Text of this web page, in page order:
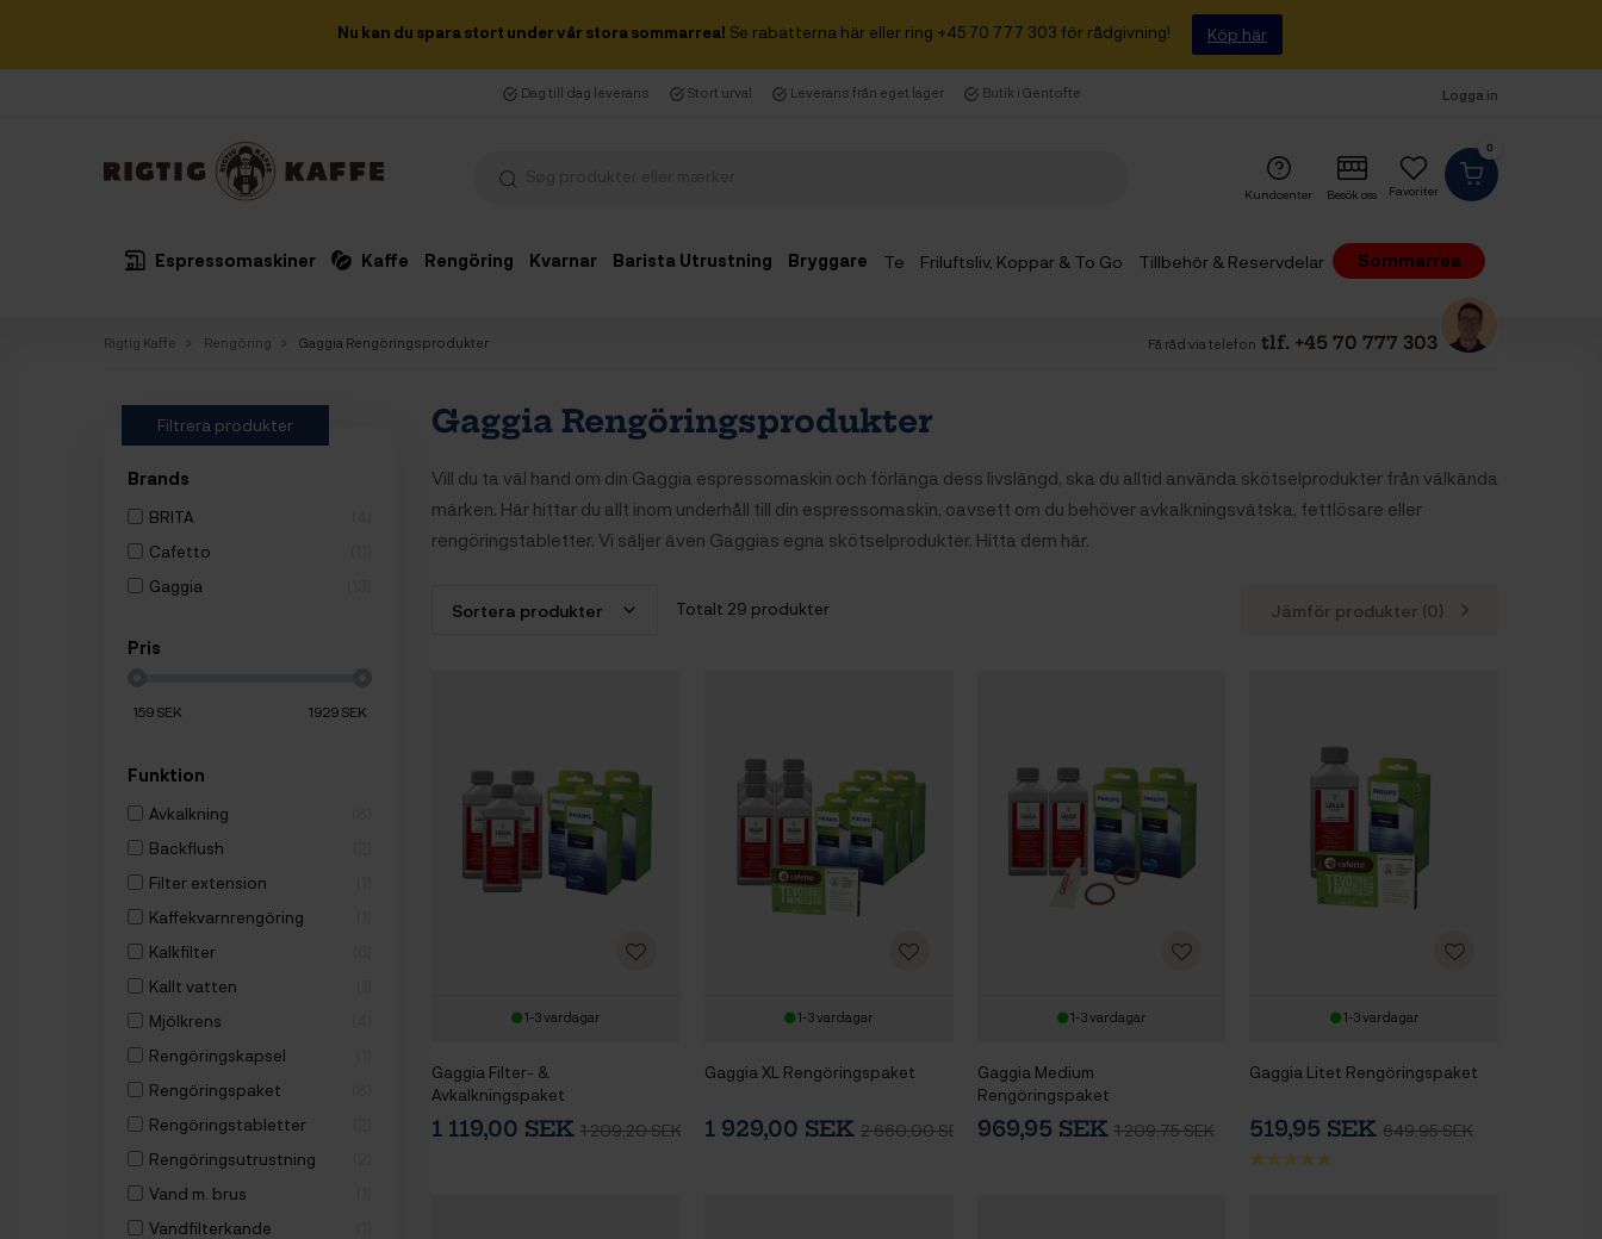
Nu kan du spara stort under vår stora sommarrea! Se rabatterna här eller ring +45 70 777 303 för rådgivning! Köp här
Dag till dag leverans Stort urval Leverans från eget lager Butik i Gentofte Logga in
0
Favoriter
Kundcenter Besök oss
Espressomaskiner Kaffe Rengöring Kvarnar Barista Utrustning Bryggare Te Friluftsliv, Koppar & To Go Tillbehör & Reservdelar Sommarrea
Rigtig Kaffe Rengöring Gaggia Rengöringsprodukter Få råd via telefon tlf. +45 70 777 303
Filtrera produkter
Brands
BRITA
Cafetto
Gaggia
Pris
159SEK 1929SEK
Funktion
Avkalkning
Backflush
Filter extension
Kaffekvarnrengöring
Kalkfilter
Kallt vatten
Mjölkrens
Rengöringskapsel
Rengöringspaket
Rengöringstabletter
Rengöringsutrustning
Vand m. brus
Vandfilterkande
Gaggia Rengöringsprodukter
Vill du ta väl hand om din Gaggia espressomaskin och förlänga dess livslängd, ska du alltid använda skötselprodukter från välkända
märken. Här hittar du allt inom underhåll till din espressomaskin, oavsett om du behöver avkalkningsvätska, fettlösare eller
rengöringstabletter. Vi säljer även Gaggias egna skötselprodukter. Hitta dem här.
Totalt 29 produkter Jämför produkter (0)
1-3 vardagar
Gaggia Filter- &
Avkalkningspaket
1 119,00 SEK 1 209,20 SEK
1-3 vardagar
Gaggia XL Rengöringspaket
1 929,00 SEK 2 660,00 SEK
1-3 vardagar
Gaggia Medium
Rengöringspaket
969,95 SEK 1 209,75 SEK
1-3 vardagar
Gaggia Litet Rengöringspaket
519,95 SEK649,95 SEK